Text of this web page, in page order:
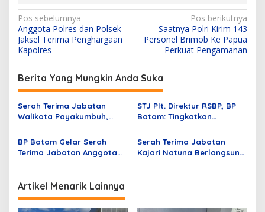
N
a
v
i
g
a
s
i
p
s
Pos sebelumnya
Anggota Polres dan Polsek
Jaksel Terima Penghargaan
Kapolres
Pos berikutnya
Saatnya Polri Kirim 143
Personel Brimob Ke Papua
Perkuat Pengamanan
Berita Yang Mungkin Anda Suka
Serah Terima Jabatan
Walikota Payakumbuh,
Payakumbuh Arah Lebih
Baik
STJ Plt. Direktur RSBP, BP
Batam: Tingkatkan
Kekompakan
BP Batam Gelar Serah
Terima Jabatan Anggota
Serah Terima Jabatan
Kajari Natuna Berlangsung
Artikel Menarik Lainnya